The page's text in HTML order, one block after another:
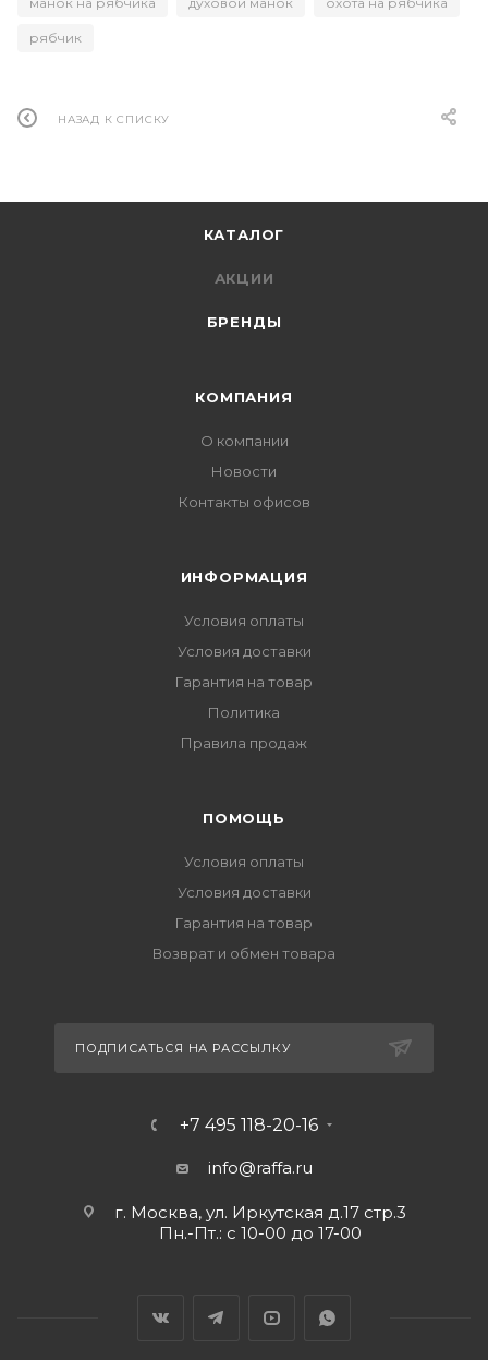
рябчик
НАЗАД К СПИСКУ
КАТАЛОГ
АКЦИИ
БРЕНДЫ
КОМПАНИЯ
О компании
Новости
Контакты офисов
ИНФОРМАЦИЯ
Условия оплаты
Условия доставки
Гарантия на товар
Политика
Правила продаж
ПОМОЩЬ
Условия оплаты
Условия доставки
Гарантия на товар
Возврат и обмен товара
ПОДПИСАТЬСЯ НА РАССЫЛКУ
+7 495 118-20-16
info@raffa.ru
г. Москва, ул. Иркутская д.17 стр.3
Пн.-Пт.: с 10-00 до 17-00